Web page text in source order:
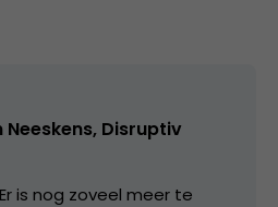
Neeskens, Disruptiv
is nog zoveel meer te